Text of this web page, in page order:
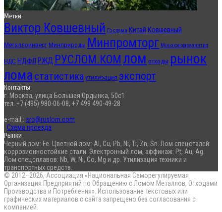
Метки
Виктор Ковшевный Госдума Китай Ковшевный
Металлоинвест Минприроды Минпромторг Минэкономразвития
НДС НДФЛ РЖД РУСЛОМ.КОМ лом отходы рынок
лома статистика утилизация экспорт
Контакты
г. Москва, улица Большая Ордынка, 50с1
тел. +7 (495) 980-06-08, +7 499 490-49-28
e-mail : sro@ruslom.com
Схема проезда
Рынки
Черный лом: Fe. Цветной лом: Al, Cu, Pb, Ni, Ti, Zn, Sn. Лом спецсталей:
коррозионностойкие стали. Электронный лом, аффинаж: Pt, Au, Ag.
Лом спецсплавов: Nb, W, Ni, Co, Mg и др. Утилизация техники и
транспортных средств.
© 2012–2026, Ассоциация «Национальная Саморегулируемая
Организация Предприятий по Обращению с Ломом Металлов, Отходами
Производства и Потребления». Использование текстовых или
графических материалов с сайта запрещено без согласования с
компанией.